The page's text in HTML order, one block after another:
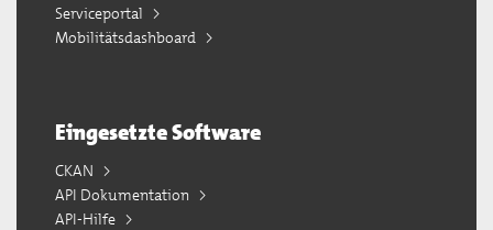
Serviceportal
Mobilitätsdashboard
Eingesetzte Software
CKAN
API Dokumentation
API-Hilfe